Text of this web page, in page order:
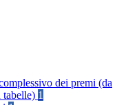
dei premi (da
tabelle) 1